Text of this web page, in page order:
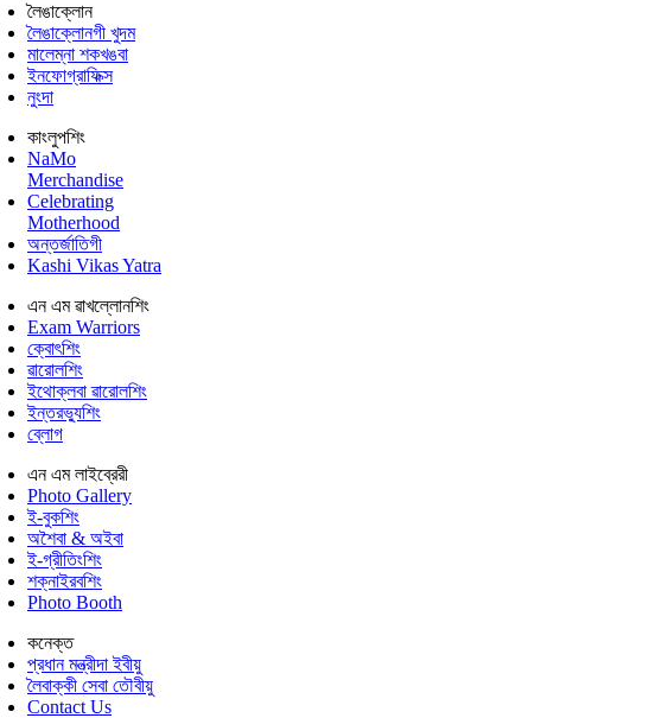
লৈঙাক্লোন
লৈঙাক্লোনগী খুদম
মালেম্না শকখঙবা
ইনফোগ্রাফিক্স
নুংদা
কাংলুপশিং
NaMo
Merchandise
Celebrating
Motherhood
অন্তর্জাতিগী
Kashi Vikas Yatra
এন এম ৱাখল্লোনশিং
Exam Warriors
ক্বোৎশিং
ৱারোলশিং
ইথোক্লবা ৱারোলশিং
ইন্তরভ্যুশিং
ব্লোগ
এন এম লাইব্রেরী
Photo Gallery
ই-বুকশিং
অশৈবা & অইবা
ই-গ্রীতিংশিং
শক্নাইরবশিং
Photo Booth
কনেক্ত
প্রধান মন্ত্রীদা ইবীয়ু
লৈবাক্কী সেবা তৌবীয়ু
Contact Us